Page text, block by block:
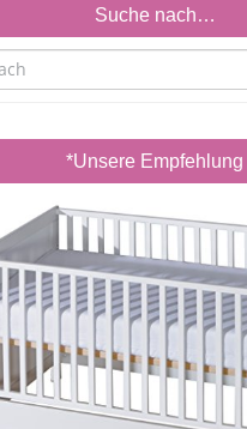
Suche nach…
*Unsere Empfehlung